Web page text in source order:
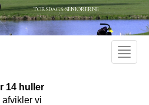
TORSDAGS-SENIORERNE
Toggle
14 huller
afvikler vi